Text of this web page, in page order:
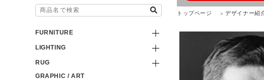
FURNITURE
LIGHTING
RUG
GRAPHIC / ART
トップページ デザイナー紹